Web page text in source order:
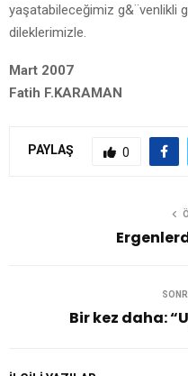
yaşatabileceğimiz g&¨venlikli
dileklerimizle.
Mart 2007
Fatih F.KARAMAN
PAYLAŞ 0
Bir kez daha: